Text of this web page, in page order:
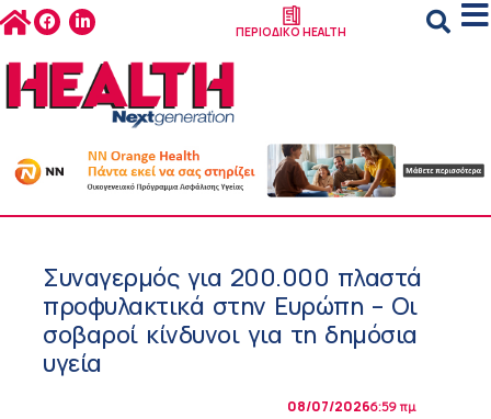
ΠΕΡΙΟΔΙΚΟ HEALTH
Συναγερμός για 200.000 πλαστά
προφυλακτικά στην Ευρώπη – Οι
σοβαροί κίνδυνοι για τη δημόσια
υγεία
08/07/20266:59 πμ